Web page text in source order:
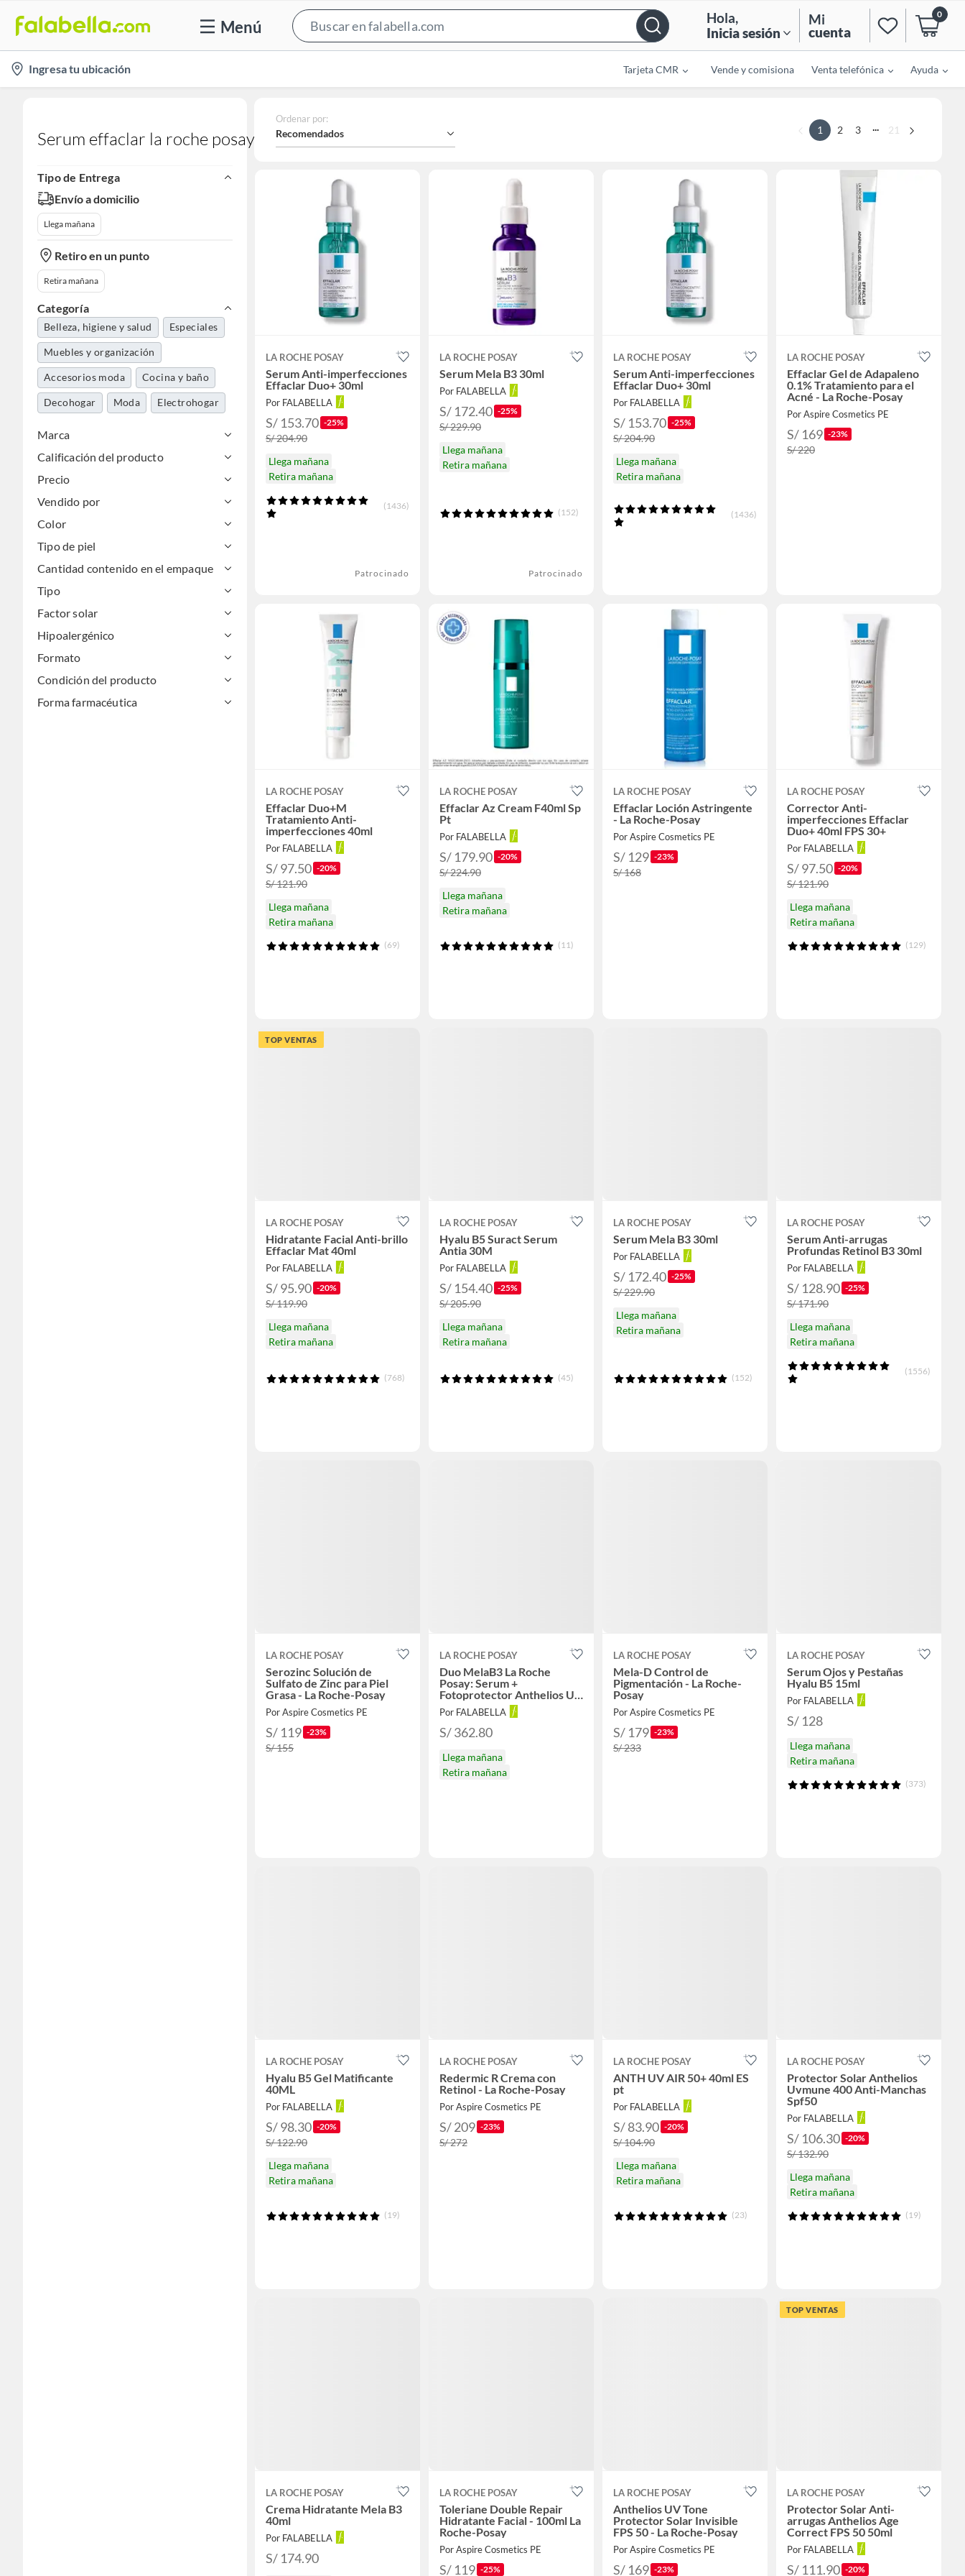
Menú
Bar
Hola,
Inicia sesión
Mi
cuenta
0
location-
icon
Ingresa tu ubicación Tarjeta CMR Vende y comisiona Venta telefónica Ayuda
Serum effaclar la roche posay
Tipo de Entrega
Envío a domicilio
Llega mañana
Retiro en un punto
Retira mañana
Categoría
Belleza, higiene y salud Especiales
Muebles y organización
Accesorios moda Cocina y baño
Decohogar Moda Electrohogar
Marca
Calificación del producto
Precio
Vendido por
Color
Tipo de piel
Cantidad contenido en el empaque
Tipo
Factor solar
Hipoalergénico
Formato
Condición del producto
Forma farmacéutica
Ordenar por:
Recomendados 1 2 3 ... 21
LA ROCHE POSAY
Serum Anti-imperfecciones
Effaclar Duo+ 30ml
Por FALABELLA
S/ 153.70 -25%
S/ 204.90
Llega mañana
Retira mañana
(1436)
Patrocinado
LA ROCHE POSAY
Serum Mela B3 30ml
Por FALABELLA
S/ 172.40 -25%
S/ 229.90
Llega mañana
Retira mañana
(152)
Patrocinado
LA ROCHE POSAY
Serum Anti-imperfecciones
Effaclar Duo+ 30ml
Por FALABELLA
S/ 153.70 -25%
S/ 204.90
Llega mañana
Retira mañana
(1436)
LA ROCHE POSAY
Effaclar Gel de Adapaleno
0.1% Tratamiento para el
Acné - La Roche-Posay
Por Aspire Cosmetics PE
S/ 169 -23%
S/ 220
LA ROCHE POSAY
Effaclar Duo+M
Tratamiento Anti-
imperfecciones 40ml
Por FALABELLA
S/ 97.50 -20%
S/ 121.90
Llega mañana
Retira mañana
(69)
LA ROCHE POSAY
Effaclar Az Cream F40ml Sp
Pt
Por FALABELLA
S/ 179.90 -20%
S/ 224.90
Llega mañana
Retira mañana
(11)
LA ROCHE POSAY
Effaclar Loción Astringente
- La Roche-Posay
Por Aspire Cosmetics PE
S/ 129 -23%
S/ 168
LA ROCHE POSAY
Corrector Anti-
imperfecciones Effaclar
Duo+ 40ml FPS 30+
Por FALABELLA
S/ 97.50 -20%
S/ 121.90
Llega mañana
Retira mañana
(129)
TOP VENTAS
LA ROCHE POSAY
Hidratante Facial Anti-brillo
Effaclar Mat 40ml
Por FALABELLA
S/ 95.90 -20%
S/ 119.90
Llega mañana
Retira mañana
(768)
LA ROCHE POSAY
Hyalu B5 Suract Serum
Antia 30M
Por FALABELLA
S/ 154.40 -25%
S/ 205.90
Llega mañana
Retira mañana
(45)
LA ROCHE POSAY
Serum Mela B3 30ml
Por FALABELLA
S/ 172.40 -25%
S/ 229.90
Llega mañana
Retira mañana
(152)
LA ROCHE POSAY
Serum Anti-arrugas
Profundas Retinol B3 30ml
Por FALABELLA
S/ 128.90 -25%
S/ 171.90
Llega mañana
Retira mañana
(1556)
LA ROCHE POSAY
Serozinc Solución de
Sulfato de Zinc para Piel
Grasa - La Roche-Posay
Por Aspire Cosmetics PE
S/ 119 -23%
S/ 155
LA ROCHE POSAY
Duo MelaB3 La Roche
Posay: Serum +
Fotoprotector Anthelios UV
Mune
Por FALABELLA
S/ 362.80
Llega mañana
Retira mañana
LA ROCHE POSAY
Mela-D Control de
Pigmentación - La Roche-
Posay
Por Aspire Cosmetics PE
S/ 179 -23%
S/ 233
LA ROCHE POSAY
Serum Ojos y Pestañas
Hyalu B5 15ml
Por FALABELLA
S/ 128
Llega mañana
Retira mañana
(373)
LA ROCHE POSAY
Hyalu B5 Gel Matificante
40ML
Por FALABELLA
S/ 98.30 -20%
S/ 122.90
Llega mañana
Retira mañana
(19)
LA ROCHE POSAY
Redermic R Crema con
Retinol - La Roche-Posay
Por Aspire Cosmetics PE
S/ 209 -23%
S/ 272
LA ROCHE POSAY
ANTH UV AIR 50+ 40ml ES
pt
Por FALABELLA
S/ 83.90 -20%
S/ 104.90
Llega mañana
Retira mañana
(23)
LA ROCHE POSAY
Protector Solar Anthelios
Uvmune 400 Anti-Manchas
Spf50
Por FALABELLA
S/ 106.30 -20%
S/ 132.90
Llega mañana
Retira mañana
(19)
LA ROCHE POSAY
Crema Hidratante Mela B3
40ml
Por FALABELLA
S/ 174.90
LA ROCHE POSAY
Toleriane Double Repair
Hidratante Facial - 100ml La
Roche-Posay
Por Aspire Cosmetics PE
S/ 119 -25%
LA ROCHE POSAY
Anthelios UV Tone
Protector Solar Invisible
FPS 50 - La Roche-Posay
Por Aspire Cosmetics PE
S/ 169 -23%
TOP VENTAS
LA ROCHE POSAY
Protector Solar Anti-
arrugas Anthelios Age
Correct FPS 50 50ml
Por FALABELLA
S/ 111.90 -20%